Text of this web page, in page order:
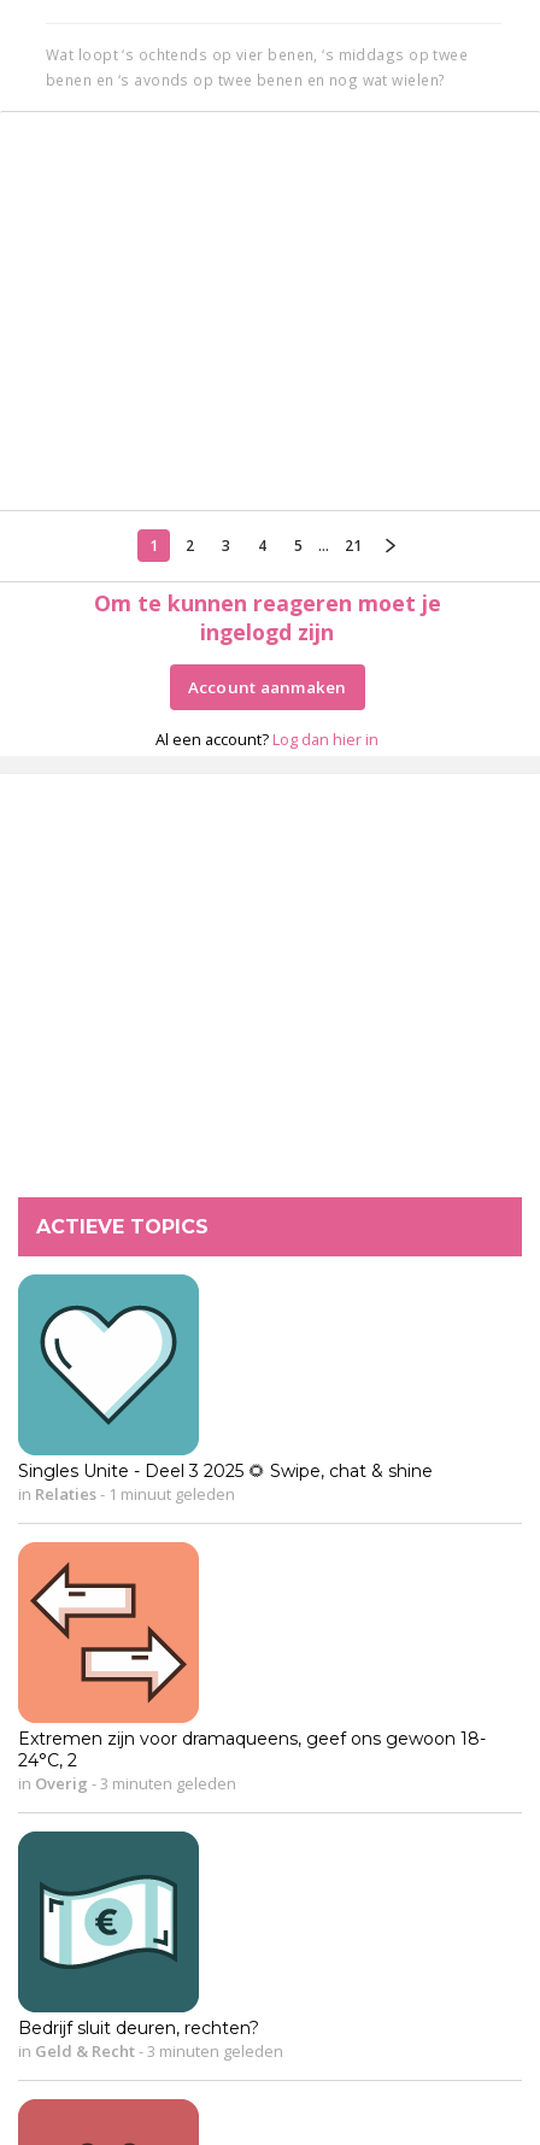
Wat loopt ‘s ochtends op vier benen, ‘s middags op twee
benen en ‘s avonds op twee benen en nog wat wielen?
1 2 3 4 5 ... 21
Om te kunnen reageren moet je
ingelogd zijn
Account aanmaken
Al een account? Log dan hier in
ACTIEVE TOPICS
Singles Unite - Deel 3 2025 🌻 Swipe, chat & shine
in Relaties- 1 minuut geleden
Extremen zijn voor dramaqueens, geef ons gewoon 18-
24°C, 2
in Overig -3 minuten geleden
Bedrijf sluit deuren, rechten?
in Geld & Recht-3 minuten geleden